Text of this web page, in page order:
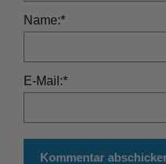
Name:*
E-Mail:*